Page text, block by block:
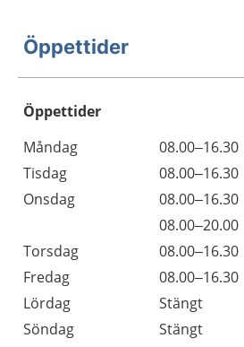
Öppettider
Öppettider
Dag
Öppettider
Kommentarer
Måndag
08.00–16.30
Tisdag
08.00–16.30
Onsdag
08.00–16.30
08.00–20.00
Torsdag
08.00–16.30
Fredag
08.00–16.30
Lördag
Stängt
Söndag
Stängt